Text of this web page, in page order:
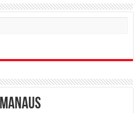
Manaus